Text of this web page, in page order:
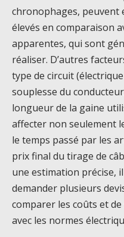
chronophages, peuvent
élevés en comparaison
apparentes, qui sont
réaliser. D’autres
type de circuit
souplesse du
longueur de la gaine
affecter non seulement
le temps passé par les
prix final du tirage de
une estimation précise,
demander plusieurs
comparer les coûts et
avec les normes